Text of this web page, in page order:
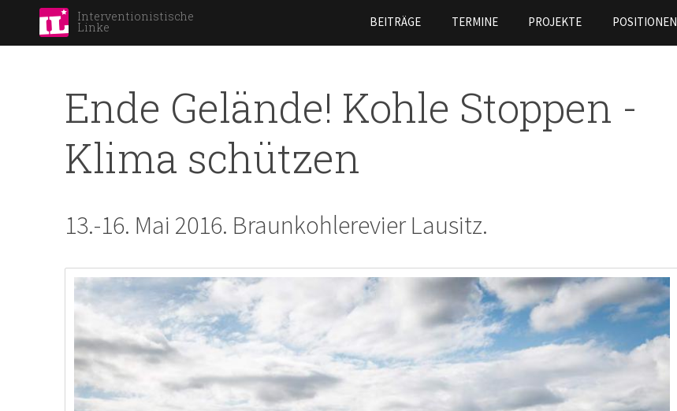
zum
Inhalt
Interventionistische
Linke BEITRÄGE TERMINE PROJEKTE POSITIONEN
Ende Gelände! Kohle Stoppen -
Klima schützen
13.-16. Mai 2016. Braunkohlerevier Lausitz.